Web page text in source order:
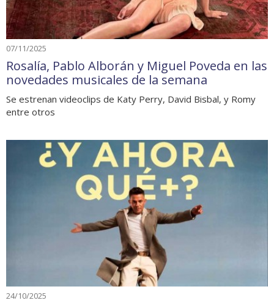
07/11/2025
Rosalía, Pablo Alborán y Miguel Poveda en las
novedades musicales de la semana
Se estrenan videoclips de Katy Perry, David Bisbal, y Romy
entre otros
24/10/2025